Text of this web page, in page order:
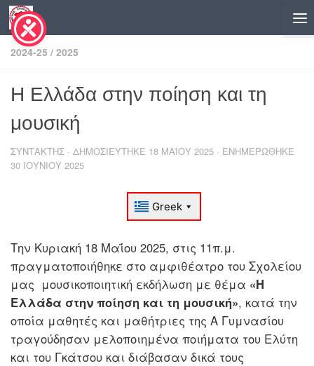
Skip to content
2024-25 / 2025
Η Ελλάδα στην ποίηση και τη
μουσική
ΣΥΝΤΆΚΤΗΣ · ΔΗΜΟΣΙΕΎΤΗΚΕ 18 ΜΑΪ́ΟΥ 2025 · ΕΝΗΜΕΡΏΘΗΚΕ
30 ΙΟΥΝΊΟΥ 2025
Την Κυριακή 18 Μαΐου 2025, στις 11π.μ.
πραγματοποιήθηκε στο αμφιθέατρο του Σχολείου
μας μουσικοποιητική εκδήλωση με θέμα «Η
Ελλάδα στην ποίηση και τη μουσική», κατά την
οποία μαθητές και μαθήτριες της Α Γυμνασίου
τραγούδησαν μελοποιημένα ποιήματα του Ελύτη
και του Γκάτσου και διάβασαν δικά τους